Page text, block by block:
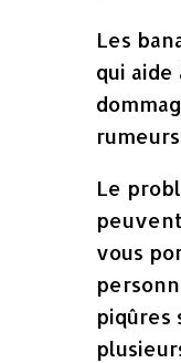
Les
qui
Le
vous
piqûres